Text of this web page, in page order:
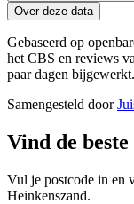
Over deze data
Gebaseerd op
het CBS en reviews
paar dagen bijgewerkt.
Samengesteld door
Vind de
Vul je postcode in en
Heinkenszand.